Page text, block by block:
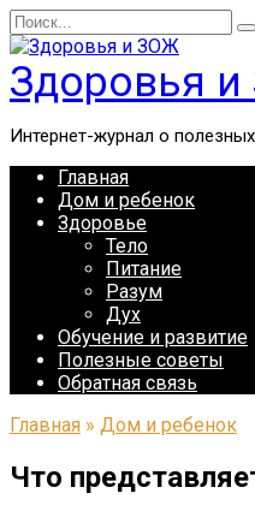
Перейти
к
содержанию
Search
for:
Здоровья
Интернет-журнал о
Главная
Дом и ребенок
Здоровье
Тело
Питание
Разум
Дух
Обучение и развитие
Полезные советы
Обратная связь
Главная » Дом и ребенок
Что